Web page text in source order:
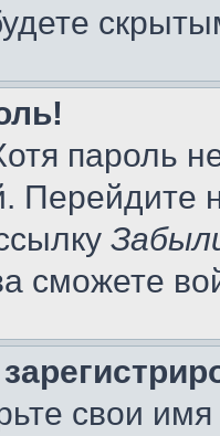
пароль
Перейдите
сможете
свои